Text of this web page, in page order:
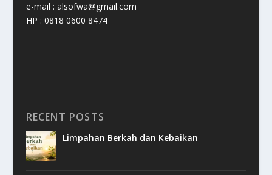
e-mail : alsofwa@gmail.com
HP : 0818 0600 8474
RECENT POSTS
Limpahan Berkah dan Kebaikan